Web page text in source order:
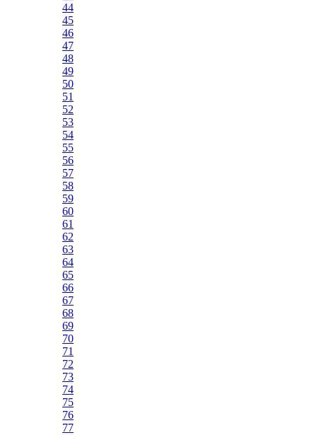
44
45
46
47
48
49
50
51
52
53
54
55
56
57
58
59
60
61
62
63
64
65
66
67
68
69
70
71
72
73
74
75
76
77